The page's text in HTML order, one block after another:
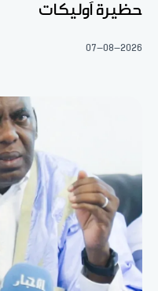
حظيرة آوليكات
07-08-2026